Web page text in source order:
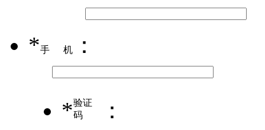
*手机 ：
*验证
码
：